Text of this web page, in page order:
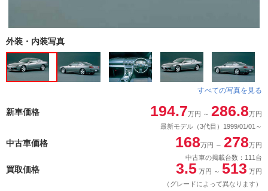
外装・内装写真
すべての写真を見る
新車価格 194.7万円 ～ 286.8万円
最新モデル（3代目）1999/01/01～
中古車価格 168万円 ～ 278万円
中古車の掲載台数：111台
買取価格 3.5 万円 ～ 513 万円
（グレードによって異なります）